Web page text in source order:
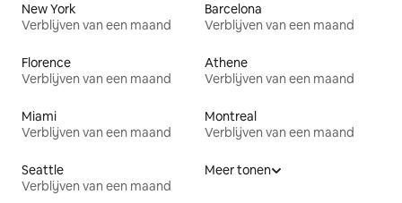
New York
Verblijven van een maand
Barcelona
Verblijven van een maand
Florence
Verblijven van een maand
Athene
Verblijven van een maand
Miami
Verblijven van een maand
Montreal
Verblijven van een maand
Seattle
Verblijven van een maand
Meer tonen